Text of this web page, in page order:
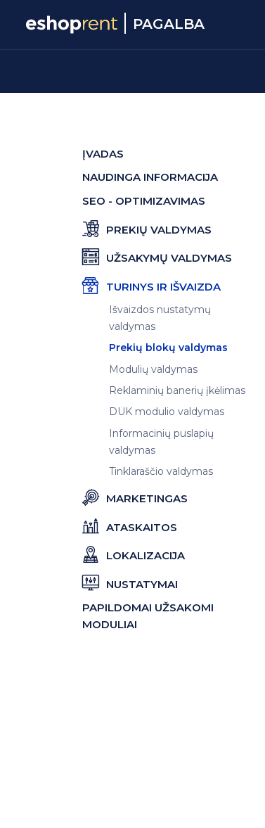
PAGALBA
ĮVADAS
NAUDINGA INFORMACIJA
SEO - OPTIMIZAVIMAS
PREKIŲ VALDYMAS
UŽSAKYMŲ VALDYMAS
TURINYS IR IŠVAIZDA
Išvaizdos nustatymų
valdymas
Prekių blokų valdymas
Modulių valdymas
Reklaminių banerių įkėlimas
DUK modulio valdymas
Informacinių puslapių
valdymas
Tinklaraščio valdymas
MARKETINGAS
ATASKAITOS
LOKALIZACIJA
NUSTATYMAI
PAPILDOMAI UŽSAKOMI
MODULIAI